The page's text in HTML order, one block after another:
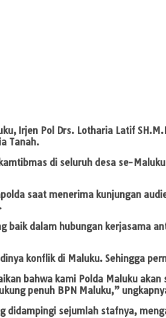
Irjen Pol Drs. Lotharia Latif
Tanah.
di seluruh desa se-
saat menerima kunjungan
dalam hubungan kerjasama
konflik di Maluku. Sehingga
bahwa kami Polda Maluku
penuh BPN Maluku,”
didampingi sejumlah stafnya,